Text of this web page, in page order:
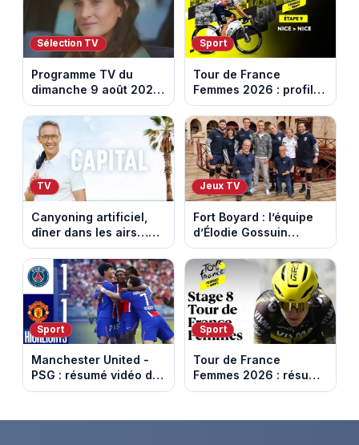
Sélection TV
Programme TV du
dimanche 9 août 2026
: notre sélection pour
votre soirée télé
Sport
Tour de France
Femmes 2026 : profil
et horaires de la
dernière étape à Nice
TV
Canyoning artificiel,
dîner dans les airs…
les loisirs les plus fous
passés au crible dans
Capital
Jeux TV
Fort Boyard : l’équipe
d’Élodie Gossuin
termine avec une belle
somme pour l'Unicef et
le Refuge
Sport
Manchester United -
PSG : résumé vidéo du
match amical du 8 août
Sport
Tour de France
Femmes 2026 : résumé
vidéo de la 9e étape